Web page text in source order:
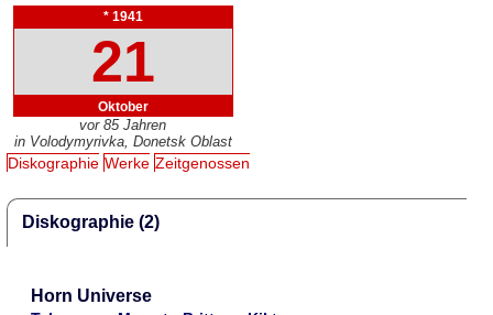
* 1941
21
Oktober
vor 85 Jahren
in Volodymyrivka, Donetsk Oblast
Diskographie Werke Zeitgenossen
Diskographie (2)
Horn Universe